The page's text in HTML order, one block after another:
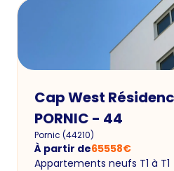
Cap West
PORNIC - 44
Pornic (44210)
À partir de65558€
Appartements neufs T1 à T1